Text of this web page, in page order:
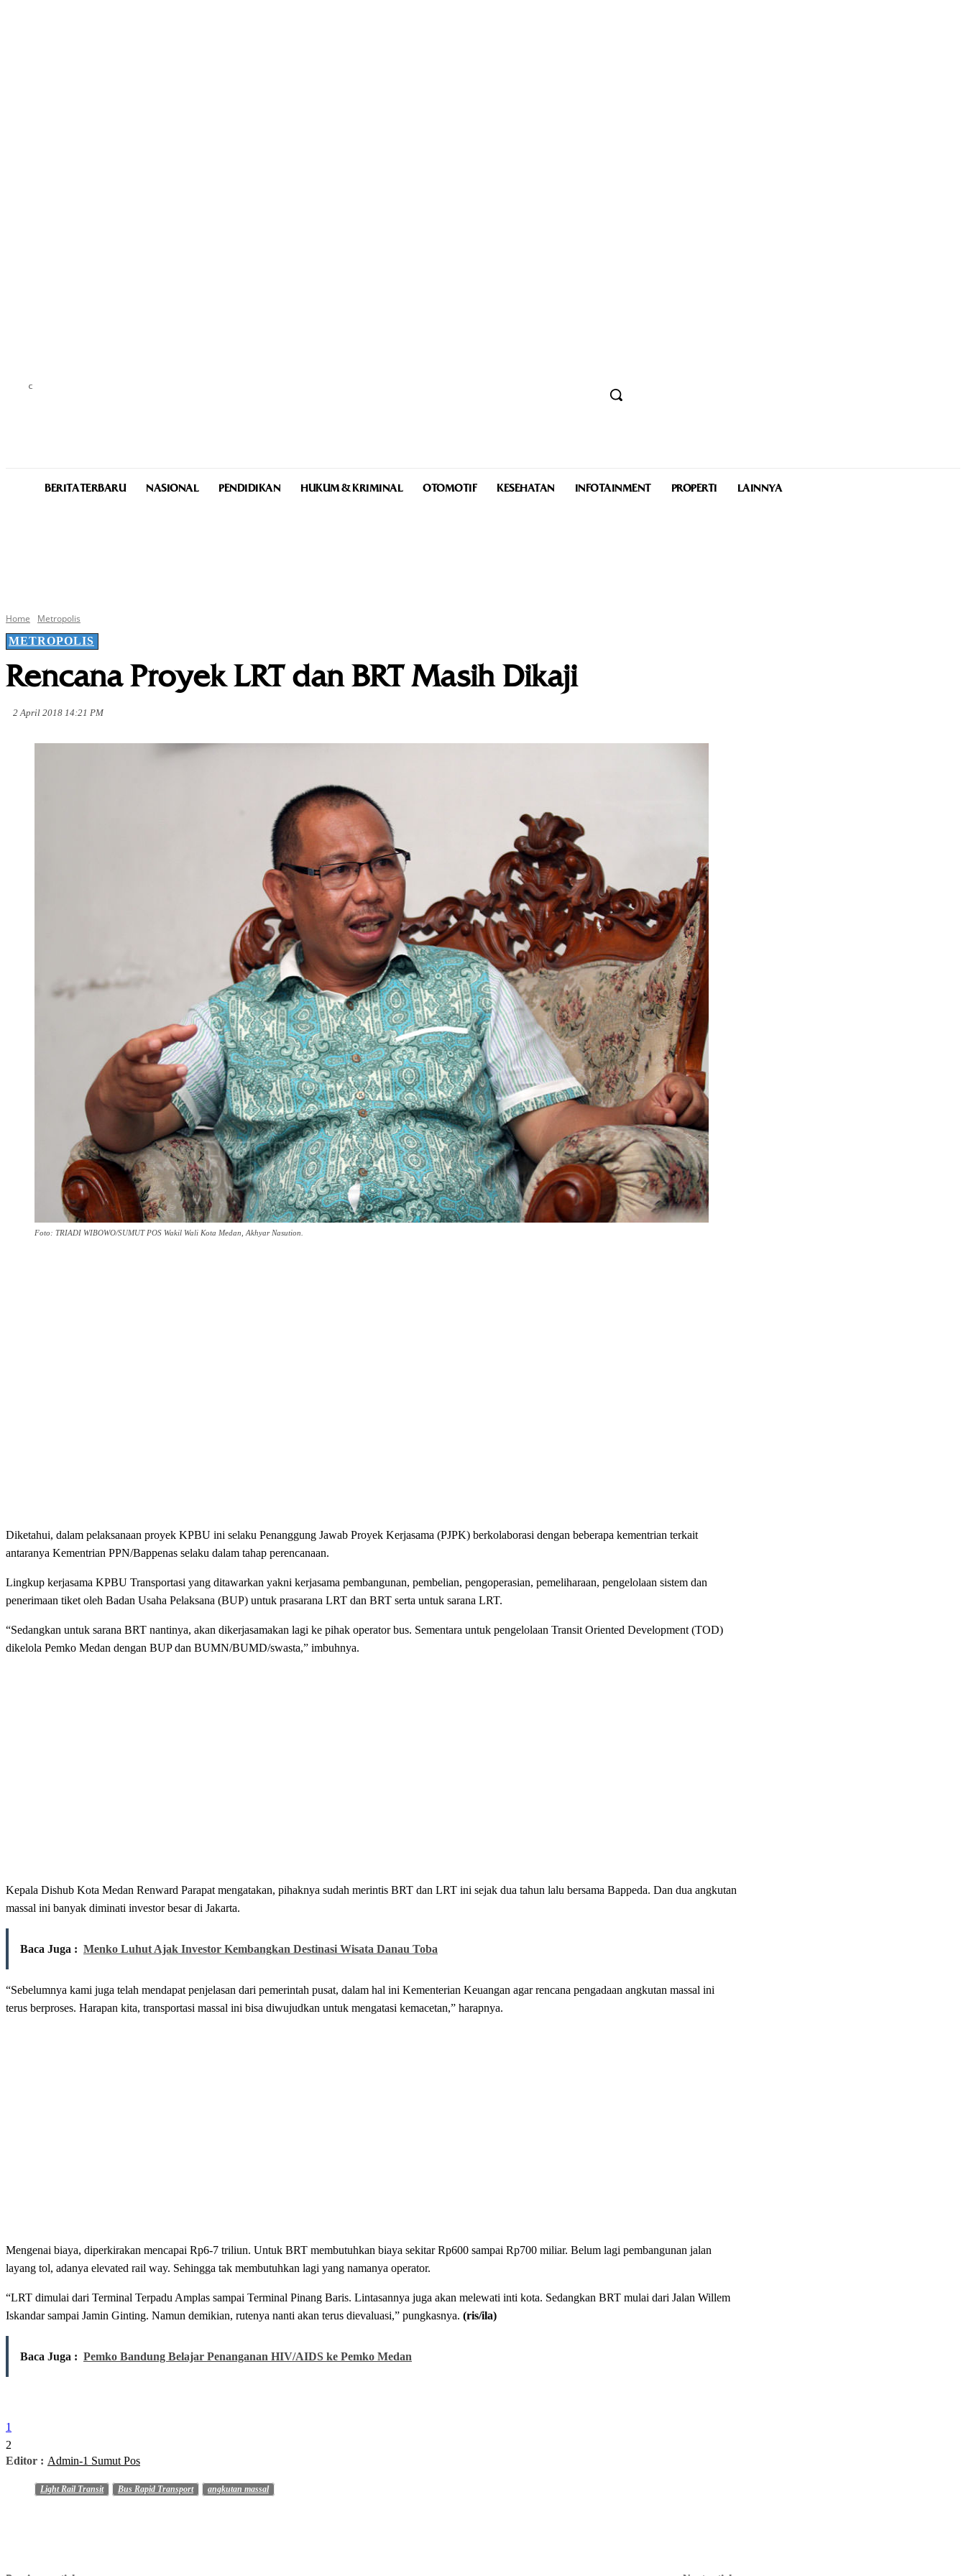
C
BERITA TERBARU NASIONAL PENDIDIKAN HUKUM & KRIMINAL OTOMOTIF KESEHATAN INFOTAINMENT PROPERTI LAINNYA
Home
Metropolis
METROPOLIS
Rencana Proyek LRT dan BRT Masih Dikaji
2 April 2018 14:21 PM
Foto: TRIADI WIBOWO/SUMUT POS Wakil Wali Kota Medan, Akhyar Nasution.
Diketahui, dalam pelaksanaan proyek KPBU ini selaku Penanggung Jawab Proyek Kerjasama (PJPK) berkolaborasi dengan beberapa kementrian terkait
antaranya Kementrian PPN/Bappenas selaku dalam tahap perencanaan.
Lingkup kerjasama KPBU Transportasi yang ditawarkan yakni kerjasama pembangunan, pembelian, pengoperasian, pemeliharaan, pengelolaan sistem dan
penerimaan tiket oleh Badan Usaha Pelaksana (BUP) untuk prasarana LRT dan BRT serta untuk sarana LRT.
“Sedangkan untuk sarana BRT nantinya, akan dikerjasamakan lagi ke pihak operator bus. Sementara untuk pengelolaan Transit Oriented Development (TOD)
dikelola Pemko Medan dengan BUP dan BUMN/BUMD/swasta,” imbuhnya.
Kepala Dishub Kota Medan Renward Parapat mengatakan, pihaknya sudah merintis BRT dan LRT ini sejak dua tahun lalu bersama Bappeda. Dan dua angkutan
massal ini banyak diminati investor besar di Jakarta.
Baca Juga : Menko Luhut Ajak Investor Kembangkan Destinasi Wisata Danau Toba
“Sebelumnya kami juga telah mendapat penjelasan dari pemerintah pusat, dalam hal ini Kementerian Keuangan agar rencana pengadaan angkutan massal ini
terus berproses. Harapan kita, transportasi massal ini bisa diwujudkan untuk mengatasi kemacetan,” harapnya.
Mengenai biaya, diperkirakan mencapai Rp6-7 triliun. Untuk BRT membutuhkan biaya sekitar Rp600 sampai Rp700 miliar. Belum lagi pembangunan jalan
layang tol, adanya elevated rail way. Sehingga tak membutuhkan lagi yang namanya operator.
“LRT dimulai dari Terminal Terpadu Amplas sampai Terminal Pinang Baris. Lintasannya juga akan melewati inti kota. Sedangkan BRT mulai dari Jalan Willem
Iskandar sampai Jamin Ginting. Namun demikian, rutenya nanti akan terus dievaluasi,” pungkasnya. (ris/ila)
Baca Juga : Pemko Bandung Belajar Penanganan HIV/AIDS ke Pemko Medan
1
2
Editor : Admin-1 Sumut Pos
Light Rail Transit Bus Rapid Transport angkutan massal